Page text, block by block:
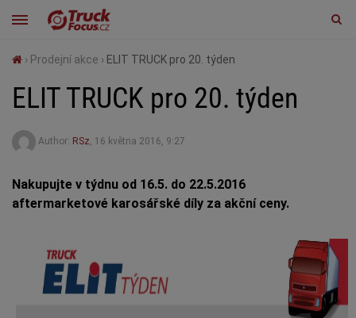
› Prodejní akce › ELIT TRUCK pro 20. týden
ELIT TRUCK pro 20. týden
Author: RSz, 16 května 2016, 9:27
Nakupujte v týdnu od 16.5. do 22.5.2016
aftermarketové karosářské díly za akční ceny.